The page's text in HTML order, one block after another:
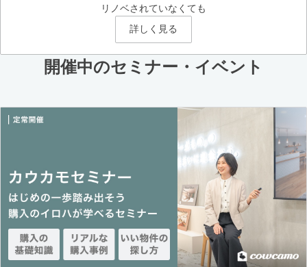
リノベされていなくても
詳しく見る
開催中のセミナー・イベント